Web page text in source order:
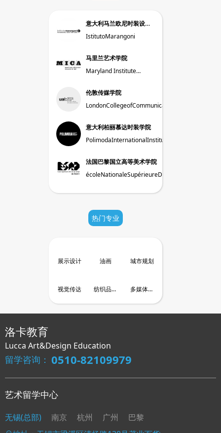
意大利马兰欧尼时装设计
学院
IstitutoMarangoni
马里兰艺术学院
Maryland Institute
伦敦传媒学院
LondonCollegeofCommunication,LCC,UAL
意大利柏丽慕达时装学院
法国巴黎国立高等美术学院
écoleNationaleSupérieureDesBeaux-
热门专业
展示设计 油画 城市规划
视觉传达
纺织品设
多媒体设
洛卡教育
Lucca Art&Design Education
留学咨询： 0510-82109979
艺术留学中心
无锡(总部) 南京 杭州 广州
巴黎